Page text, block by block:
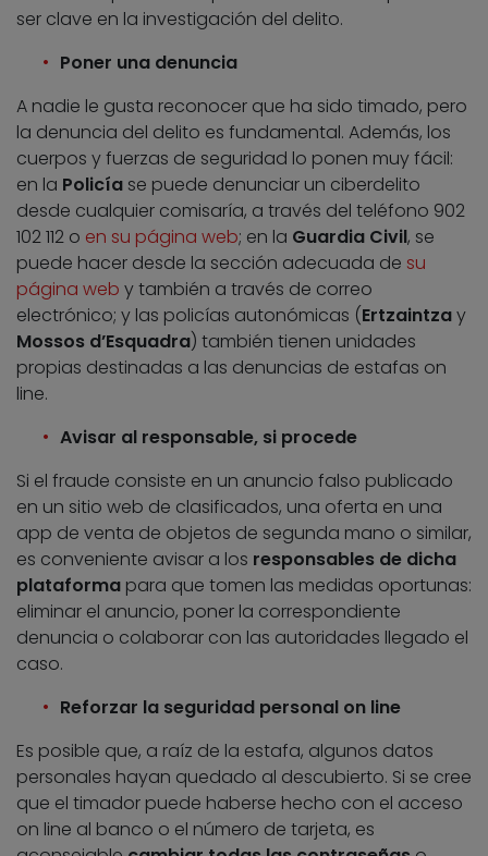
ser clave en la investigación del delito.
Poner una denuncia
A nadie le gusta reconocer que ha sido timado, pero
la denuncia del delito es fundamental. Además, los
cuerpos y fuerzas de seguridad lo ponen muy fácil:
en la Policía se puede denunciar un ciberdelito
desde cualquier comisaría, a través del teléfono 902
102 112 o en su página web; en la Guardia Civil, se
puede hacer desde la sección adecuada de su
página web y también a través de correo
electrónico; y las policías autonómicas (Ertzaintzay
Mossos d’Esquadra) también tienen unidades
propias destinadas a las denuncias de estafas on
line.
Avisar al responsable, si procede
Si el fraude consiste en un anuncio falso publicado
en un sitio web de clasificados, una oferta en una
app de venta de objetos de segunda mano o similar,
es conveniente avisar a los responsables de dicha
plataforma para que tomen las medidas oportunas:
eliminar el anuncio, poner la correspondiente
denuncia o colaborar con las autoridades llegado el
caso.
Reforzar la seguridad personal on line
Es posible que, a raíz de la estafa, algunos datos
personales hayan quedado al descubierto. Si se cree
que el timador puede haberse hecho con el acceso
on line al banco o el número de tarjeta, es